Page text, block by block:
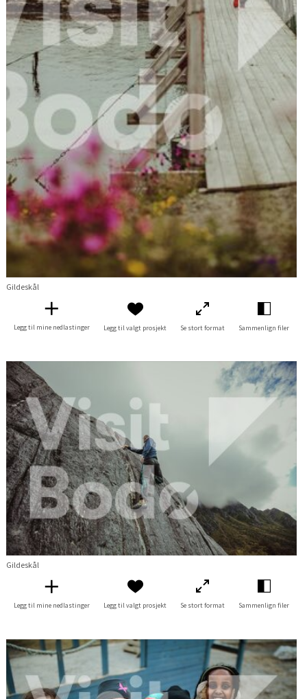
Gildeskål
Legg til mine nedlastinger Legg til valgt prosjekt Se stort format Sammenlign filer
Gildeskål
Legg til mine nedlastinger Legg til valgt prosjekt Se stort format Sammenlign filer